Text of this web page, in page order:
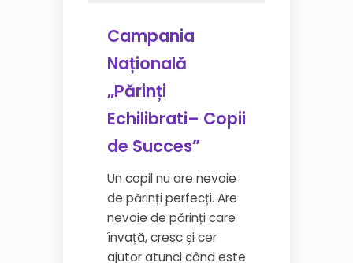
Campania
Națională
„Părinți
Echilibrati– Copii
de Succes”
Un copil nu are nevoie
de părinți perfecți. Are
nevoie de părinți care
învață, cresc și cer
ajutor atunci când este